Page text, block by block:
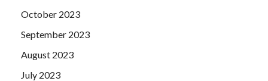
October 2023
September 2023
August 2023
July 2023